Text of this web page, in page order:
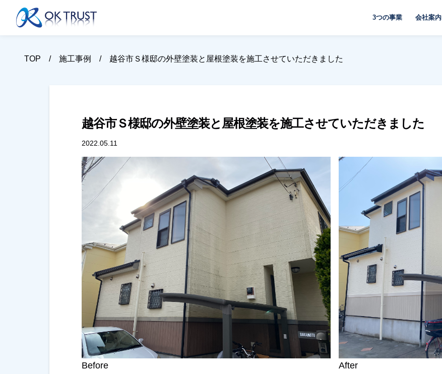
3つの事業 会社案内
TOP 施工事例 越谷市Ｓ様邸の外壁塗装と屋根塗装を施工させていただきました
越谷市Ｓ様邸の外壁塗装と屋根塗装を施工させていただきました
2022.05.11
Before After